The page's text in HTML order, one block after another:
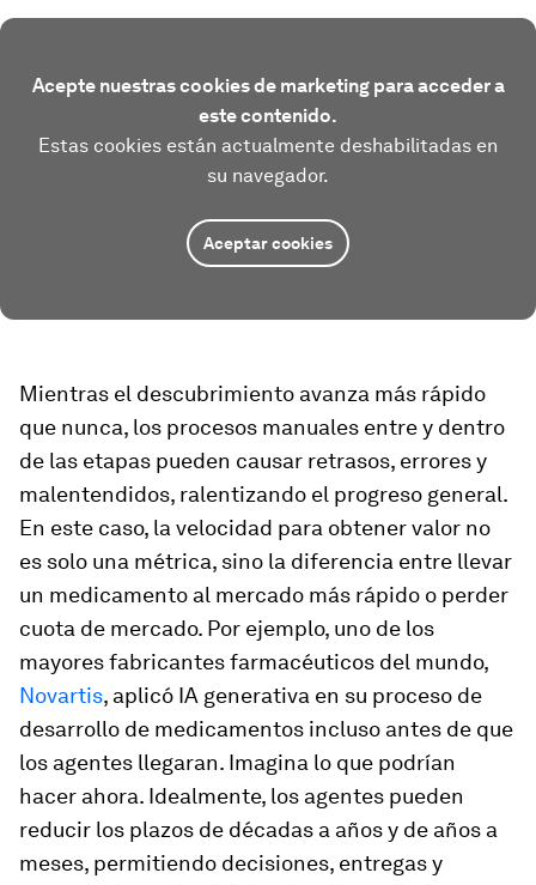
Acepte nuestras cookies de marketing para acceder a
este contenido.
Estas cookies están actualmente deshabilitadas en
su navegador.
Aceptar cookies
Mientras el descubrimiento avanza más rápido
que nunca, los procesos manuales entre y dentro
de las etapas pueden causar retrasos, errores y
malentendidos, ralentizando el progreso general.
En este caso, la velocidad para obtener valor no
es solo una métrica, sino la diferencia entre llevar
un medicamento al mercado más rápido o perder
cuota de mercado. Por ejemplo, uno de los
mayores fabricantes farmacéuticos del mundo,
Novartis, aplicó IA generativa en su proceso de
desarrollo de medicamentos incluso antes de que
los agentes llegaran. Imagina lo que podrían
hacer ahora. Idealmente, los agentes pueden
reducir los plazos de décadas a años y de años a
meses, permitiendo decisiones, entregas y